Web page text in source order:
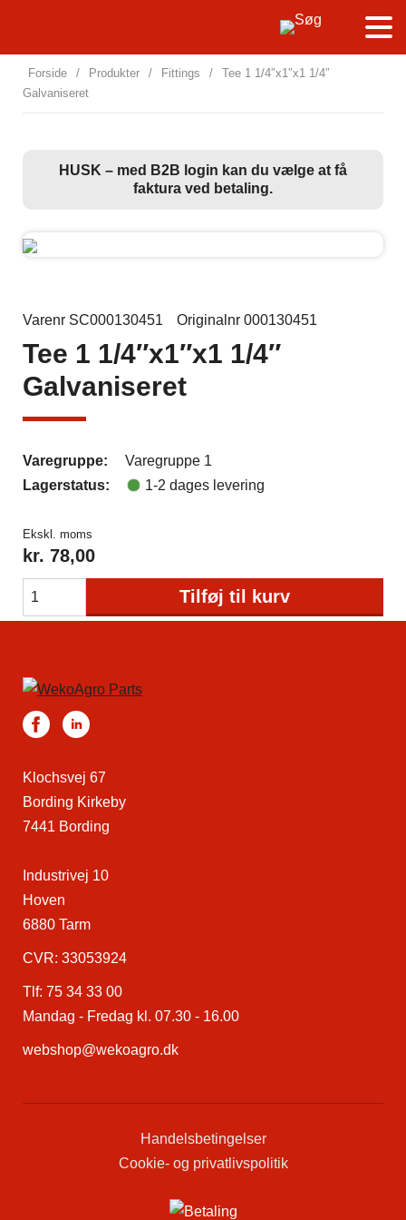
Forside / Produkter / Fittings /
Tee 1 1/4″x1″x1 1/4″
Galvaniseret
HUSK – med B2B login kan du vælge at få
faktura ved betaling.
Varenr SC000130451 Originalnr 000130451
Tee 1 1/4″x1″x1 1/4″
Galvaniseret
Varegruppe:
Varegruppe 1
Lagerstatus:
1-2 dages levering
Ekskl. moms
kr. 78,00
Tilføj til kurv
Klochsvej 67
Bording Kirkeby
7441 Bording
Industrivej 10
Hoven
6880 Tarm
CVR: 33053924
Tlf: 75 34 33 00
Mandag - Fredag kl. 07.30 - 16.00
webshop@wekoagro.dk
Handelsbetingelser
Cookie- og privatlivspolitik